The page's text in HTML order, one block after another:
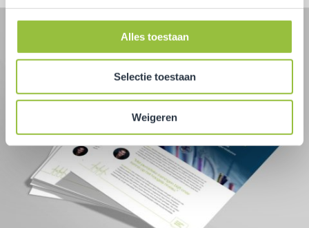
Alles toestaan
Selectie toestaan
Weigeren